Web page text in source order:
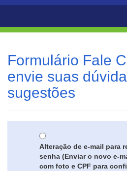
Formulário Fale
envie suas
sugestões
Alteração de e-mail para
senha (Enviar o novo e-
com foto e CPF para